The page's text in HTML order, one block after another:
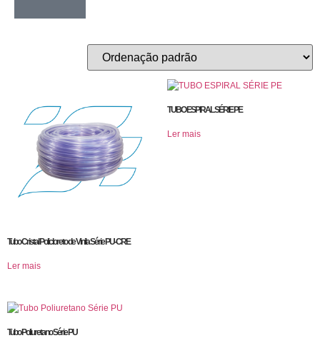
Tubo Cristal Policloreto de Vinila Série PU-CRE
Ler mais
TUBO ESPIRAL SÉRIE PE
Ler mais
Tubo Poliuretano Série PU